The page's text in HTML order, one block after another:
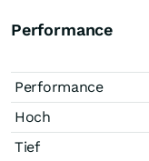
Performance
Performance
Hoch
Tief